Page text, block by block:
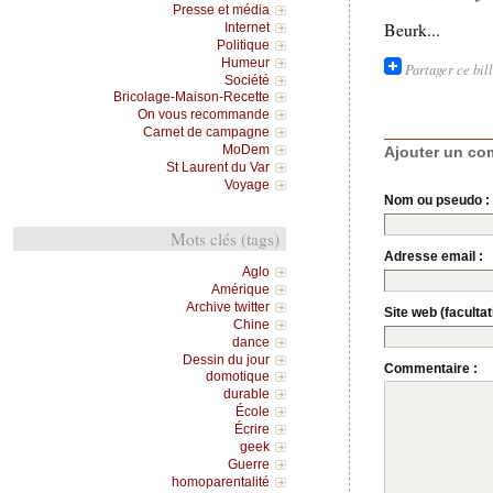
Beurk...
Partager ce
Ajouter un
Nom ou pseudo :
Adresse email :
Site web
Commentaire :
Presse et média
Internet
Politique
Humeur
Société
Bricolage-Maison-Recette
On vous recommande
Carnet de campagne
MoDem
St Laurent du Var
Voyage
Mots clés (tags)
Aglo
Amérique
Archive twitter
Chine
dance
Dessin du jour
domotique
durable
École
Écrire
geek
Guerre
homoparentalité